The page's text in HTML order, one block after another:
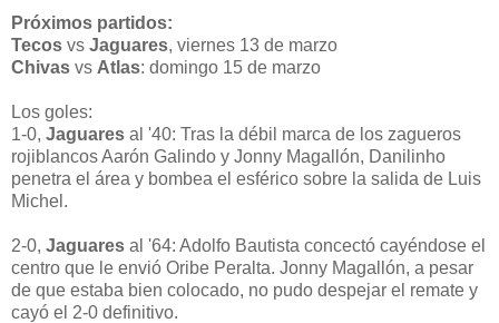
Próximos partidos:
Tecos vs Jaguares, viernes 13 de marzo
Chivas vs Atlas: domingo 15 de marzo
Los goles:
1-0, Jaguares al '40: Tras la débil marca de los zagueros
rojiblancos Aarón Galindo y Jonny Magallón, Danilinho
penetra el área y bombea el esférico sobre la salida de Luis
Michel.
2-0, Jaguares al '64: Adolfo Bautista concectó cayéndose el
centro que le envió Oribe Peralta. Jonny Magallón, a pesar
de que estaba bien colocado, no pudo despejar el remate y
cayó el 2-0 definitivo.